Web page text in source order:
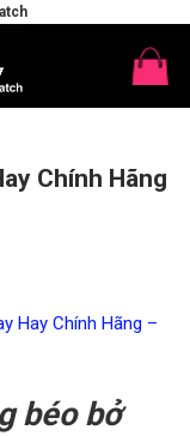
Chính Hãng
Hay Chính Hãng –
béo bở